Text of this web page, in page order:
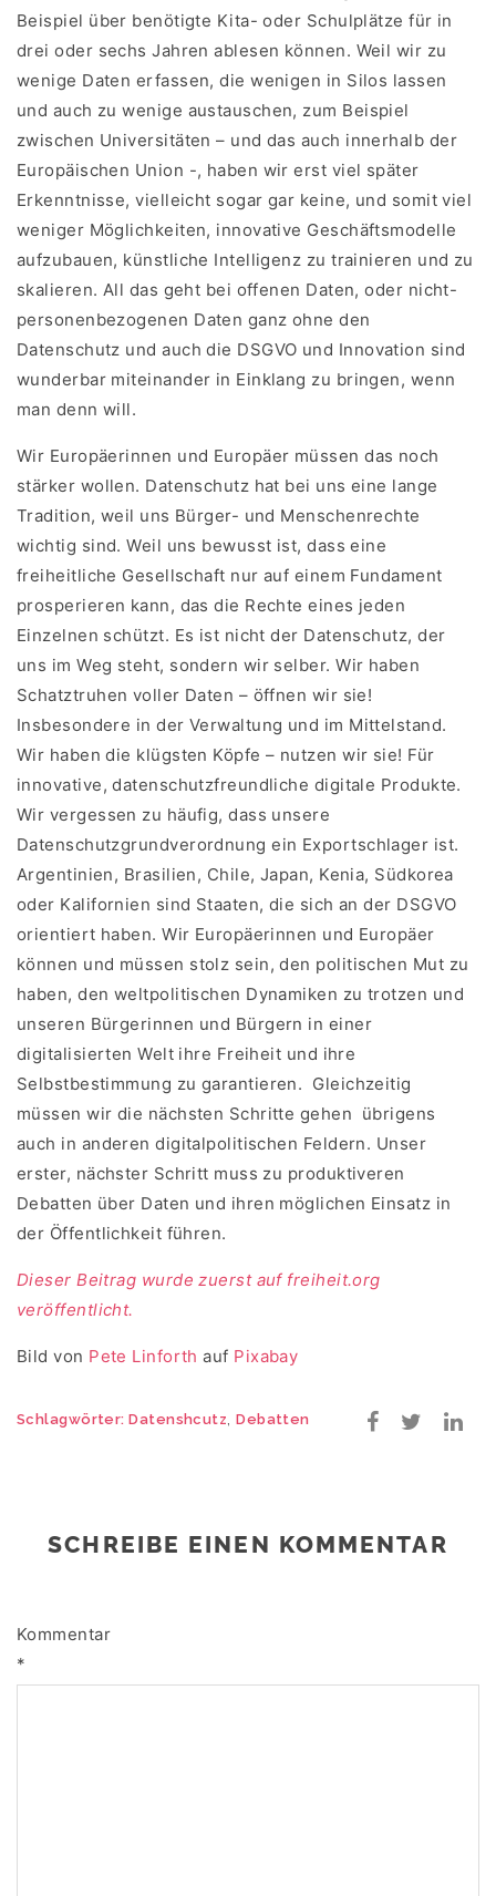
Beispiel über benötigte Kita- oder Schulplätze für in
drei oder sechs Jahren ablesen können. Weil wir zu
wenige Daten erfassen, die wenigen in Silos lassen
und auch zu wenige austauschen, zum Beispiel
zwischen Universitäten – und das auch innerhalb der
Europäischen Union -, haben wir erst viel später
Erkenntnisse, vielleicht sogar gar keine, und somit viel
weniger Möglichkeiten, innovative Geschäftsmodelle
aufzubauen, künstliche Intelligenz zu trainieren und zu
skalieren. All das geht bei offenen Daten, oder nicht-
personenbezogenen Daten ganz ohne den
Datenschutz und auch die DSGVO und Innovation sind
wunderbar miteinander in Einklang zu bringen, wenn
man denn will.
Wir Europäerinnen und Europäer müssen das noch
stärker wollen. Datenschutz hat bei uns eine lange
Tradition, weil uns Bürger- und Menschenrechte
wichtig sind. Weil uns bewusst ist, dass eine
freiheitliche Gesellschaft nur auf einem Fundament
prosperieren kann, das die Rechte eines jeden
Einzelnen schützt. Es ist nicht der Datenschutz, der
uns im Weg steht, sondern wir selber. Wir haben
Schatztruhen voller Daten – öffnen wir sie!
Insbesondere in der Verwaltung und im Mittelstand.
Wir haben die klügsten Köpfe – nutzen wir sie! Für
innovative, datenschutzfreundliche digitale Produkte.
Wir vergessen zu häufig, dass unsere
Datenschutzgrundverordnung ein Exportschlager ist.
Argentinien, Brasilien, Chile, Japan, Kenia, Südkorea
oder Kalifornien sind Staaten, die sich an der DSGVO
orientiert haben. Wir Europäerinnen und Europäer
können und müssen stolz sein, den politischen Mut zu
haben, den weltpolitischen Dynamiken zu trotzen und
unseren Bürgerinnen und Bürgern in einer
digitalisierten Welt ihre Freiheit und ihre
Selbstbestimmung zu garantieren. Gleichzeitig
müssen wir die nächsten Schritte gehen ­ übrigens
auch in anderen digitalpolitischen Feldern. Unser
erster, nächster Schritt muss zu produktiveren
Debatten über Daten und ihren möglichen Einsatz in
der Öffentlichkeit führen.
Dieser Beitrag wurde zuerst auf freiheit.org
veröffentlicht.
Bild von Pete Linforth auf Pixabay
Schlagwörter:Datenshcutz,Debatten
SCHREIBE EINEN KOMMENTAR
Kommentar
*